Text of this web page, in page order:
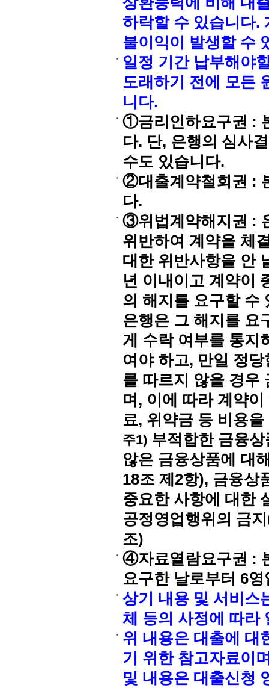
하락할 수 있습니다.
불이익이 발생할 수
일정 기간 납부해야
도래하기 전에 모든
니다.
①금리인하요구권 :
다. 단, 은행의 심사
수도 있습니다.
②대출계약철회권 :
다.
③위법계약해지권 :
위반하여 계약을 체
대한 위반사항을 안
년 이내이고 계약이
의 해지를 요구할 수
은행은 그 해지를 요
게 수락 여부를 통지
여야 하고, 만일 정
를 따르지 않을 경우
며, 이에 따라 계약
료, 위약금 등 비용
주1) 부적합한 금융
않은 금융상품에 대
18조 제2항), 금융상
중요한 사항에 대한
공정영업행위의 금
조)
④자료열람요구권 :
요구한 날로부터 6
상기 내용 및 서비스
체 등의 사정에 따라
위 내용은 대출에 대
기 위한 참고자료이
및 내용은 대출신청